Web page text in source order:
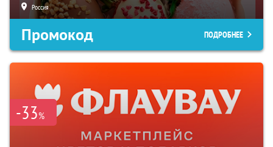
Россия
Промокод ПОДРОБНЕЕ
-33%